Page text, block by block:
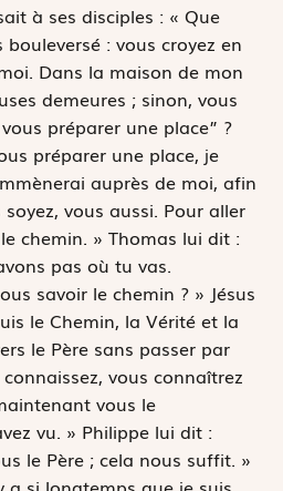
à ses disciples : « Que
: vous croyez en
Dans la maison de mon
demeures ; sinon, vous
préparer une place” ?
préparer une place, je
auprès de moi, afin
vous aussi. Pour aller
chemin. » Thomas lui dit :
pas où tu vas.
savoir le chemin ? » Jésus
le Chemin, la Vérité et la
le Père sans passer par
vous connaîtrez
vous le
vu. » Philippe lui dit :
le Père ; cela nous suffit. »